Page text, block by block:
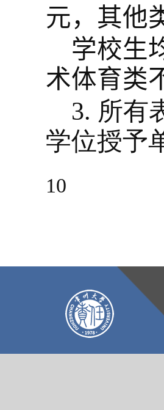
元，其他
学校生
术体育类
3. 所有
学位授予
10